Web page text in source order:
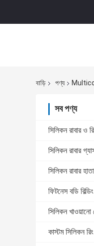
বাড়ি পণ্য
সব পণ্য
সিলিকন রাবার ও
সিলিকন রাবার
সিলিকন রাবার হাতা
ফিটনেস বডি বিল্ডিং
সিলিকন খাওয়ানো
কাস্টম সিলিকন রিং